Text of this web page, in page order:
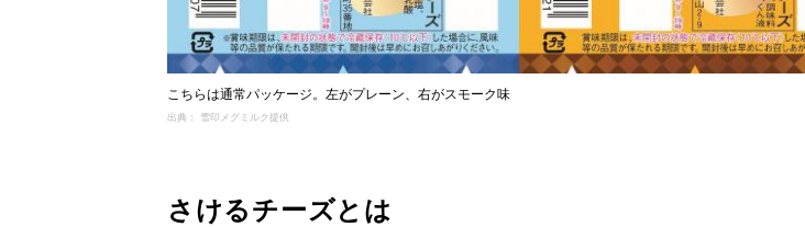
こちらは通常パッケージ。左がプレーン、右がスモーク味
出典： 雪印メグミルク提供
さけるチーズとは